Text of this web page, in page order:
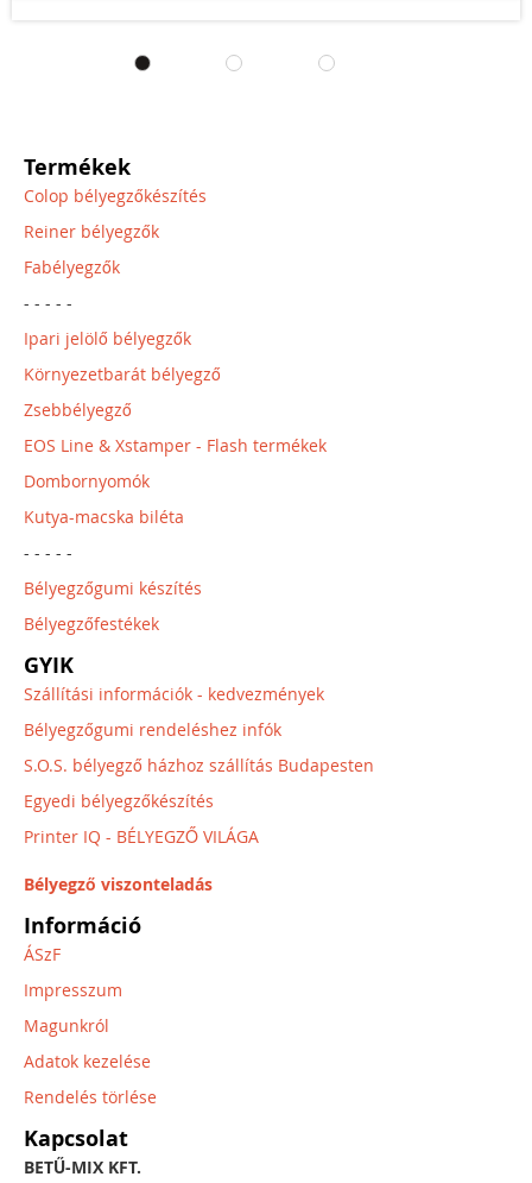
Termékek
Colop bélyegzőkészítés
Reiner bélyegzők
Fabélyegzők
- - - - -
Ipari jelölő bélyegzők
Környezetbarát bélyegző
Zsebbélyegző
EOS Line & Xstamper - Flash termékek
Dombornyomók
Kutya-macska biléta
- - - - -
Bélyegzőgumi készítés
Bélyegzőfestékek
GYIK
Szállítási információk - kedvezmények
Bélyegzőgumi rendeléshez infók
S.O.S. bélyegző házhoz szállítás Budapesten
Egyedi bélyegzőkészítés
Printer IQ - BÉLYEGZŐ VILÁGA
Bélyegző viszonteladás
Információ
ÁSzF
Impresszum
Magunkról
Adatok kezelése
Rendelés törlése
Kapcsolat
BETŰ-MIX KFT.